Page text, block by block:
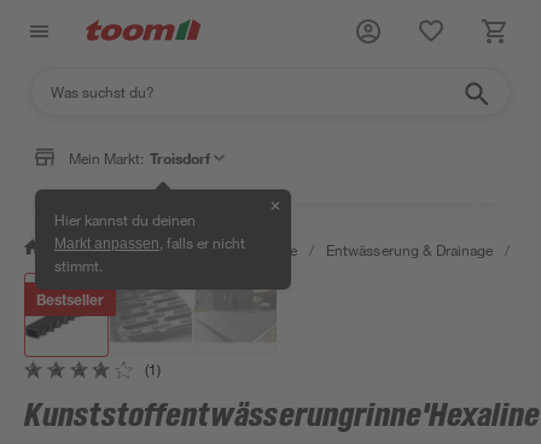
Mein Markt: Troisdorf
Hier kannst du deinen
Markt anpassen , falls er nicht
stimmt.
✕
/ Bauen & Renovieren / Baustoffe / Entwässerung & Drainage /
Bestseller
(1)